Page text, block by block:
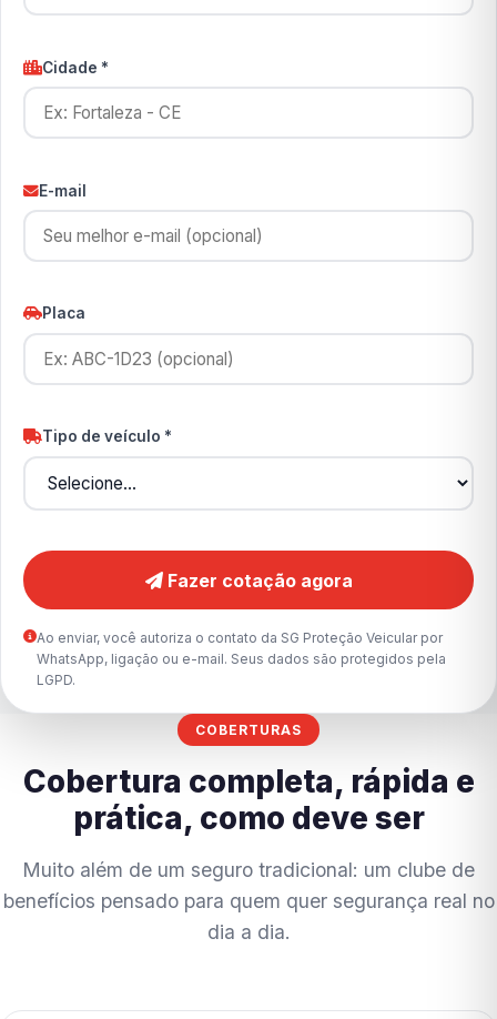
Cidade *
E-mail
Placa
Tipo de veículo *
Fazer cotação agora
Ao enviar, você autoriza o contato da SG Proteção Veicular por
WhatsApp, ligação ou e-mail. Seus dados são protegidos pela
LGPD.
COBERTURAS
Cobertura completa, rápida e
prática, como deve ser
Muito além de um seguro tradicional: um clube de
benefícios pensado para quem quer segurança real no
dia a dia.